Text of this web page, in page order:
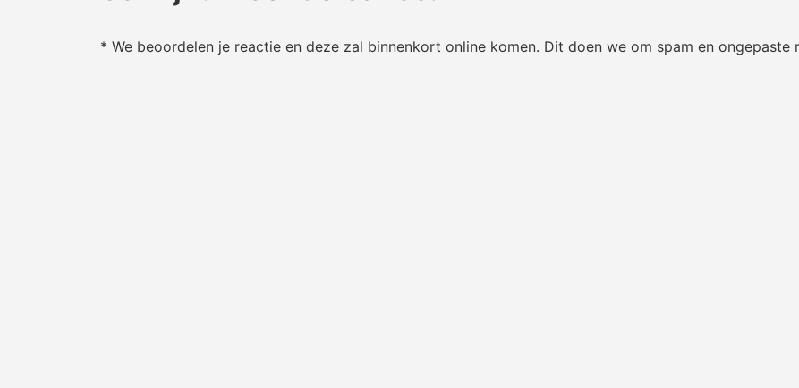
* We beoordelen je reactie en deze zal binnenkort online komen. Dit doen we om spam en ongepaste